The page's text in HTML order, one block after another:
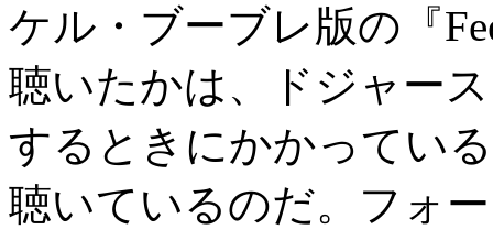
ケル・ブーブレ版の『
聴いたかは、ドジャー
するときにかかってい
聴いているのだ。フォ